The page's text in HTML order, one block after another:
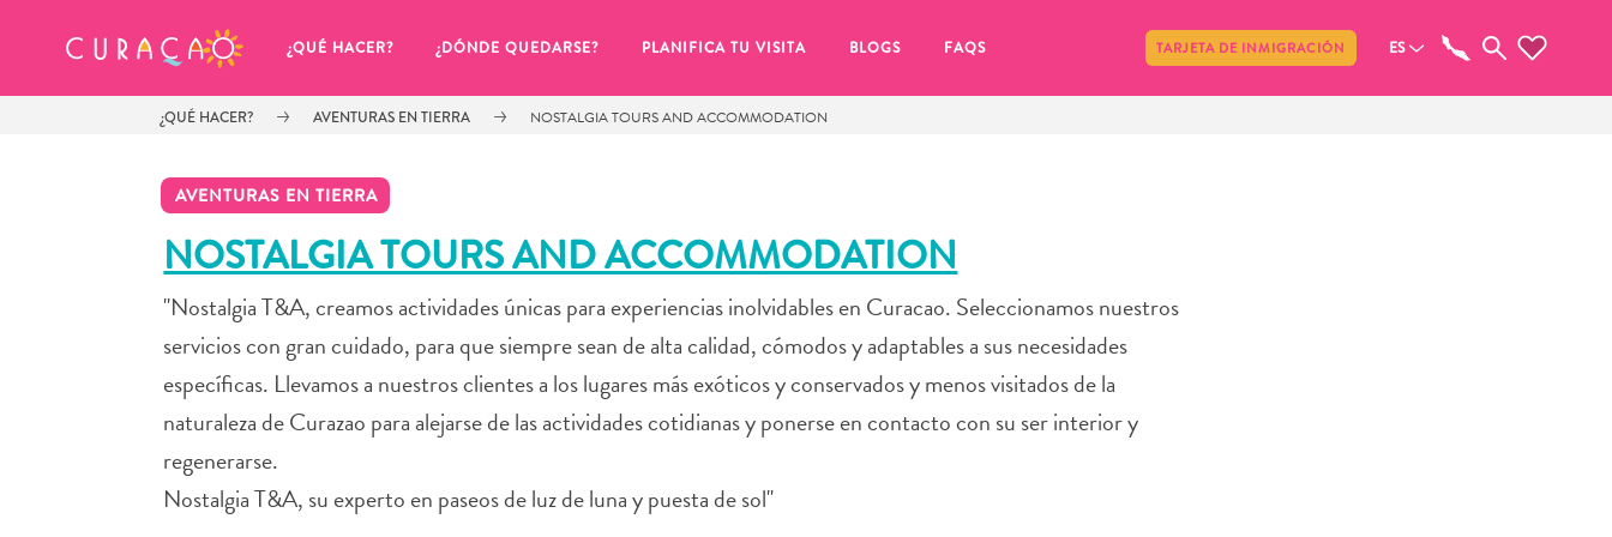
¿QUÉ HACER? ¿DÓNDE QUEDARSE? PLANIFICA TU VISITA BLOGS FAQS TARJETA DE INMIGRACIÓN ES
¿QUÉ HACER? AVENTURAS EN TIERRA NOSTALGIA TOURS AND ACCOMMODATION
AVENTURAS EN TIERRA
NOSTALGIA TOURS AND ACCOMMODATION
"Nostalgia T&A, creamos actividades únicas para experiencias inolvidables en Curacao. Seleccionamos nuestros
servicios con gran cuidado, para que siempre sean de alta calidad, cómodos y adaptables a sus necesidades
específicas. Llevamos a nuestros clientes a los lugares más exóticos y conservados y menos visitados de la
naturaleza de Curazao para alejarse de las actividades cotidianas y ponerse en contacto con su ser interior y
regenerarse.
Nostalgia T&A, su experto en paseos de luz de luna y puesta de sol"
MIS FAVORITOS Compartir
Parece que no has guardado
ningún lugar favorito aún.